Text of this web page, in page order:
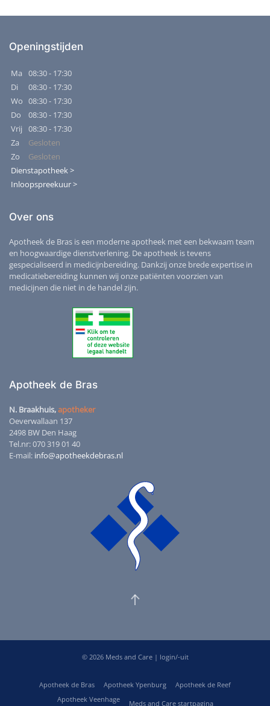
Openingstijden
Ma
08:30 - 17:30
Di
08:30 - 17:30
Wo 08:30 - 17:30
Do
08:30 - 17:30
Vrij
08:30 - 17:30
Za
Gesloten
Zo
Gesloten
Dienstapotheek >
Inloopspreekuur >
Over ons
Apotheek de Bras is een moderne apotheek met een bekwaam team
en hoogwaardige dienstverlening. De apotheek is tevens
gespecialiseerd in medicijnbereiding. Dankzij onze brede expertise in
medicatiebereiding kunnen wij onze patiënten voorzien van
medicijnen die niet in de handel zijn.
Apotheek de Bras
N. Braakhuis,apotheker
Oeverwallaan 137
2498 BW Den Haag
Tel.nr: 070 319 01 40
E-mail: info@apotheekdebras.nl
© 2026Meds and Care | login/-uit
Apotheek de Bras Apotheek Ypenburg
Apotheek de Reef
Apotheek Veenhage
Meds and Care startpagina